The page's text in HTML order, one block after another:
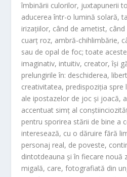
îmbinării culorilor, juxtapunerii
aducerea într-o lumină solară,
irizațiilor, când de ametist,
cuarț roz, ambră-chihlimbărie,
sau de opal de foc; toate
imaginativ, intuitiv, creator, își
prelungirile în: deschiderea,
creativitatea, predispoziția spre
ale ipostazelor de joc și joacă,
accentuat simț al
pentru sporirea stării de bine a
interesează, cu o dăruire fără
personaj real, de poveste,
dintotdeauna și în fiecare nouă
migală, care, fotografiată din